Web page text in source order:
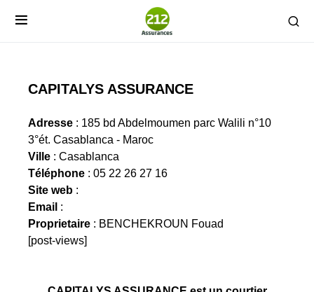
CAPITALYS ASSURANCE
Adresse : 185 bd Abdelmoumen parc Walili n°10
3°ét. Casablanca - Maroc
Ville : Casablanca
Téléphone : 05 22 26 27 16
Site web :
Email :
Proprietaire : BENCHEKROUN Fouad
[post-views]